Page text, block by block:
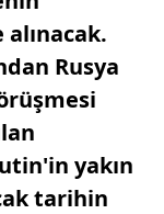
Rusya
yakın
tarihin